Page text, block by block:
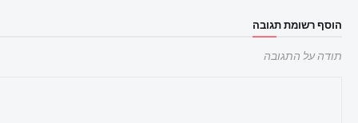
הוסף רשומת תגובה
תודה על התגובה